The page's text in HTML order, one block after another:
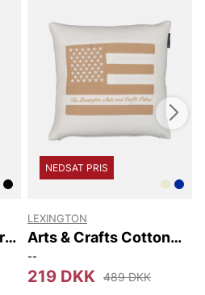
NEDSAT PRIS
LEXINGTON
Arts & Crafts Cotton
Twill Pillow Cover
--
219 DKK 489 DKK